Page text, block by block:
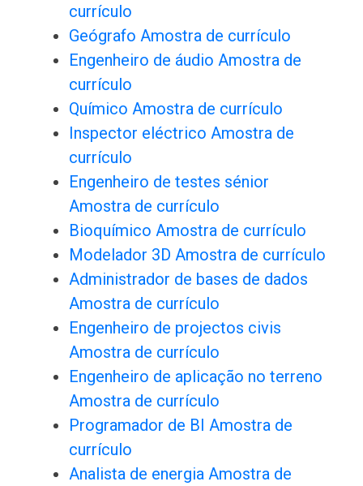
currículo
Geógrafo Amostra de currículo
Engenheiro de áudio Amostra de
currículo
Químico Amostra de currículo
Inspector eléctrico Amostra de
currículo
Engenheiro de testes sénior
Amostra de currículo
Bioquímico Amostra de currículo
Modelador 3D Amostra de currículo
Administrador de bases de dados
Amostra de currículo
Engenheiro de projectos civis
Amostra de currículo
Engenheiro de aplicação no terreno
Amostra de currículo
Programador de BI Amostra de
currículo
Analista de energia Amostra de